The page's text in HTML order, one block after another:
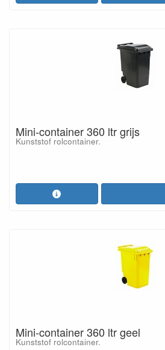
Mini-container 360 ltr grijs
Kunststof rolcontainer.
Mini-container 360 ltr geel
Kunststof rolcontainer.